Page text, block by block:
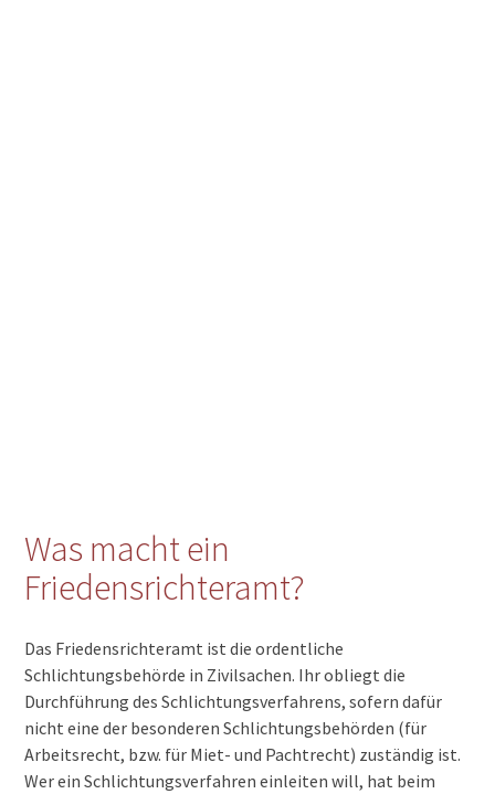
Was macht ein
Friedensrichteramt?
Das Friedensrichteramt ist die ordentliche
Schlichtungsbehörde in Zivilsachen. Ihr obliegt die
Durchführung des Schlichtungsverfahrens, sofern dafür
nicht eine der besonderen Schlichtungsbehörden (für
Arbeitsrecht, bzw. für Miet- und Pachtrecht) zuständig ist.
Wer ein Schlichtungsverfahren einleiten will, hat beim